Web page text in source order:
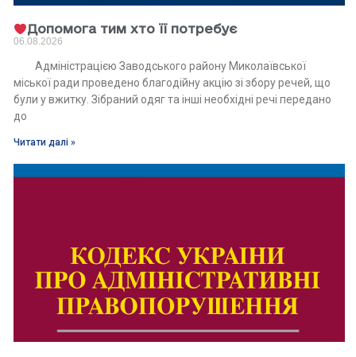
Допомога тим хто її потребує
06.08.2026
Адміністрацією Заводського району Миколаївської
міської ради проведено благодійну акцію зі збору речей, що
були у вжитку. Зібраний одяг та інші необхідні речі передано
до
Читати далі »